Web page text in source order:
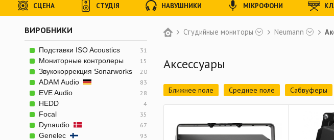
Студийные мониторы Neumann
Аксессуары
Ближнее поле Среднее поле Сабвуферы
ВИРОБНИКИ
Подставки ISO Acoustics 31
Мониторные контролеры 15
Звукокоррекция Sonarworks 20
ADAM Audio 83
EVE Audio 28
HEDD 4
Focal 35
Dynaudio 67
Genelec 93
СЦЕНА СТУДІЯ НАВУШНИКИ МІКРОФОНИ